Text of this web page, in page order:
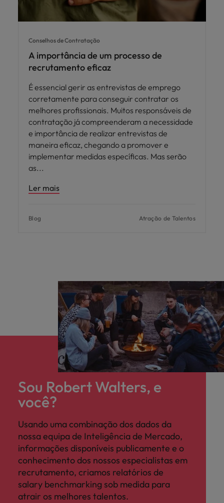
Conselhos de Contratação
A importância de um processo de
recrutamento eficaz
É essencial gerir as entrevistas de emprego
corretamente para conseguir contratar os
melhores profissionais. Muitos responsáveis de
contratação já compreenderam a necessidade
e importância de realizar entrevistas de
maneira eficaz, chegando a promover e
implementar medidas específicas. Mas serão
as
Ler mais
Blog Atração de Talentos
Sou Robert Walters, e
você?
Usando uma combinação dos dados da
nossa equipa de Inteligência de Mercado,
informações disponíveis publicamente e o
conhecimento dos nossos especialistas em
recrutamento, criamos relatórios de
salary benchmarking sob medida para
atrair os melhores talentos.